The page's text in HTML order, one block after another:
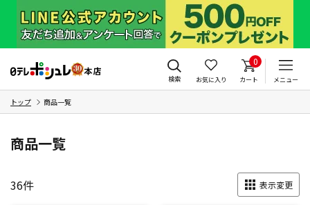
検索 お気に入り
0
カート メニュー
トップ 商品一覧
商品一覧
36件 表示変更